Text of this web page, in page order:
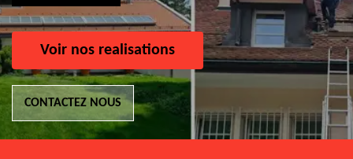
Voir nos realisations
CONTACTEZ NOUS